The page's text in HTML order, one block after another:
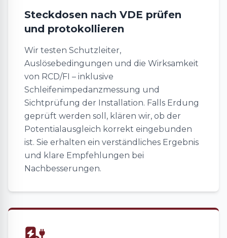
Steckdosen nach VDE prüfen
und protokollieren
Wir testen Schutzleiter,
Auslösebedingungen und die Wirksamkeit
von RCD/FI – inklusive
Schleifenimpedanzmessung und
Sichtprüfung der Installation. Falls Erdung
geprüft werden soll, klären wir, ob der
Potentialausgleich korrekt eingebunden
ist. Sie erhalten ein verständliches Ergebnis
und klare Empfehlungen bei
Nachbesserungen.